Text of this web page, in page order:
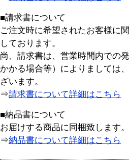
■請求書について
ご注文時に希望されたお客様に
しております。
尚、請求書は、営業時間内での
かかる場合等）によりましては
ざいます。
⇒請求書について詳細はこちら
■納品書について
お届けする商品に同梱致します。
⇒納品書について詳細はこちら